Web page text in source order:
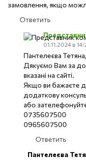
замовлення, якщо
Ответить
01.11.2024 в
Пантелеєва
Дякуємо Вам за
вказані на сайті.
Якщо ви бажаєте
додаткову
або
0735607500
0965607500
Ответить
Пантелеєва